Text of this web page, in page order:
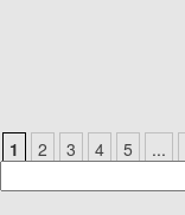
1
2 3 4 5 ...